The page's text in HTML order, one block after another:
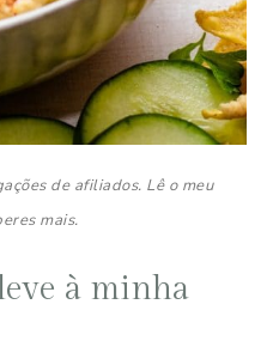
de afiliados. Lê o meu
mais.
à minha